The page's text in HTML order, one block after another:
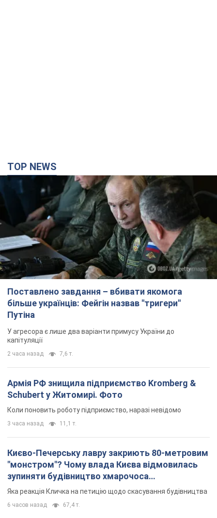
більше українців: Фейгін назвав "тригери"
Путіна
У агресора є лише два варіанти примусу України до
капітуляції
2 часа назад 7,6 т.
Армія РФ знищила підприємство Kromberg &
Schubert у Житомирі. Фото
Коли поновить роботу підприємство, наразі невідомо
3 часа назад
Києво-Печерську лавру закриють 80-метровим
"монстром"? Чому влада Києва відмовилась
зупиняти будівництво хмарочоса
"московського вірянина"
Яка реакція Кличка на петицію щодо скасування будівництва
6 часов назад 67,4 т.